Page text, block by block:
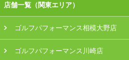
店舗一覧（関東エリア）
ゴルフパフォーマンス相模大野店
ゴルフパフォーマンス川崎店